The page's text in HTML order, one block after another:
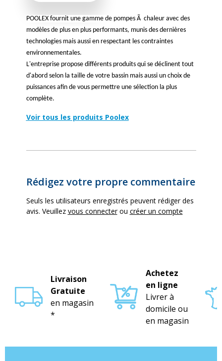
Garantie fournisseur 2 ans
POOLEX fournit une gamme de pompes Ã chaleur avec des
modèles de plus en plus performants, munis des dernières
technologies mais aussi en respectant les contraintes
environnementales.
L'entreprise propose différents produits qui se déclinent tout
d'abord selon la taille de votre bassin mais aussi un choix de
puissances afin de vous permettre une sélection la plus
complète.
Voir tous les produits Poolex
Rédigez votre propre commentaire
Seuls les utilisateurs enregistrés peuvent rédiger des
avis. Veuillez vous connecterou créer un compte
Livraison
Gratuite
en magasin
*
Achetez
en ligne
Livrer à
domicile ou
en magasin